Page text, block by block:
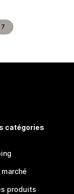
7
catégories
produits